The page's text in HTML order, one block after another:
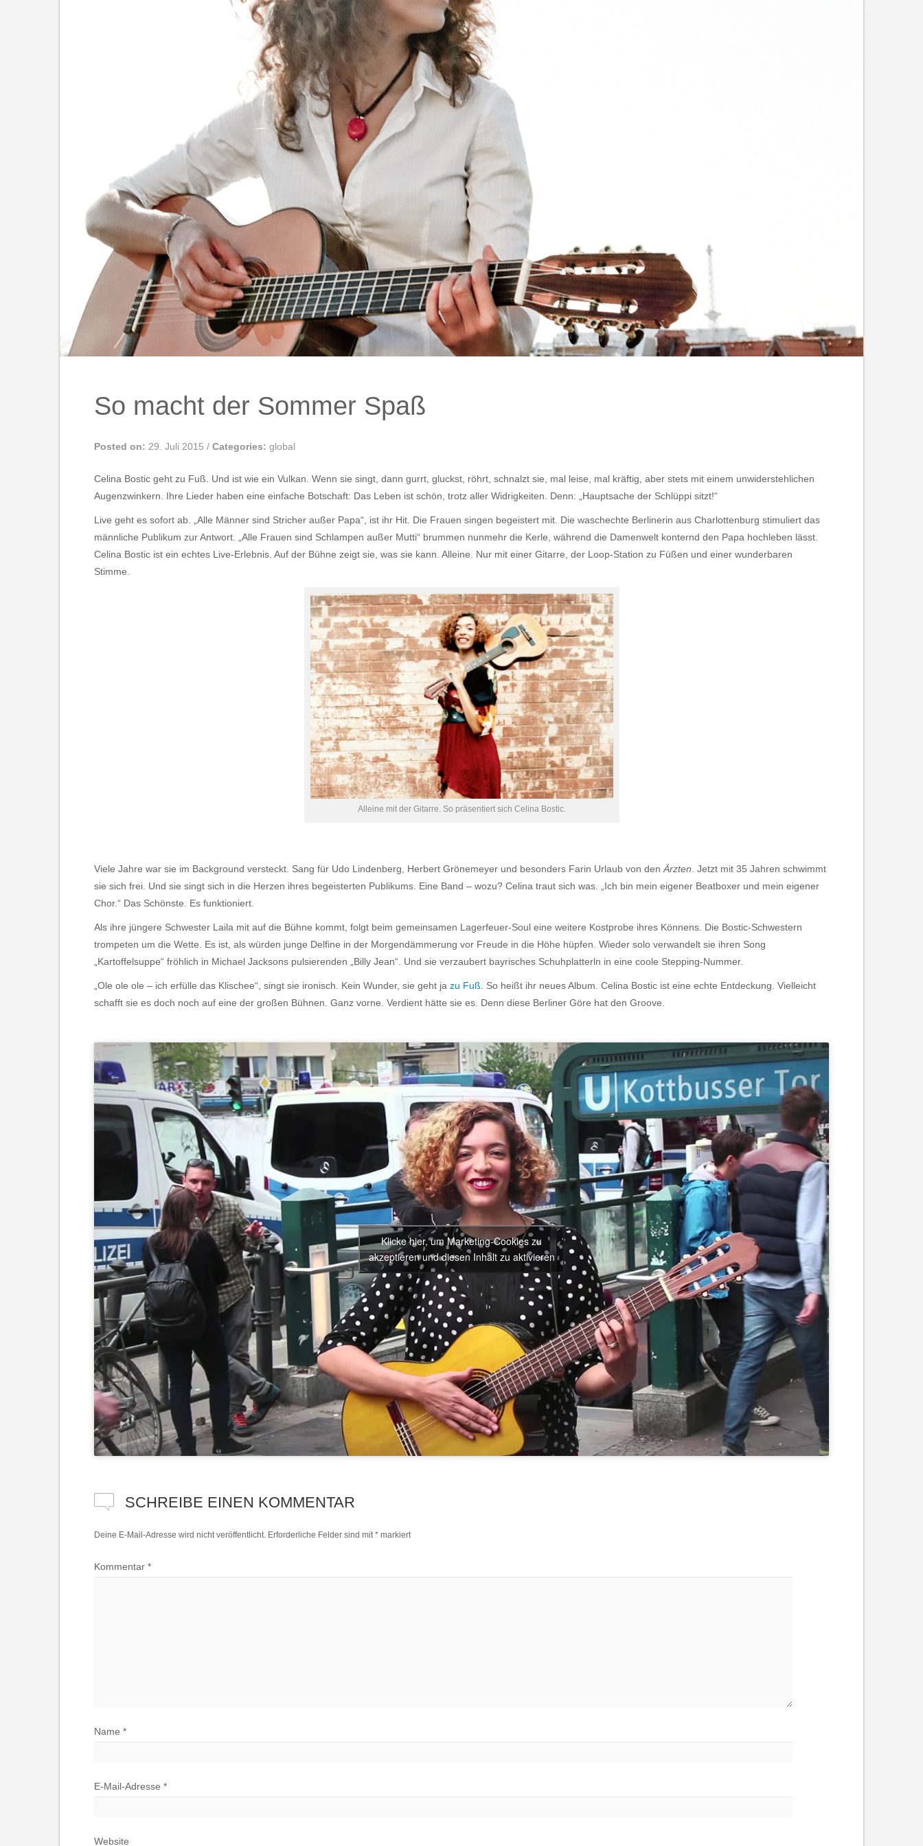
So macht der Sommer Spaß
Posted on: 29. Juli 2015 / Categories: global
Celina Bostic geht zu Fuß. Und ist wie ein Vulkan. Wenn sie singt, dann gurrt, gluckst, röhrt, schnalzt sie, mal leise, mal kräftig, aber stets mit einem unwiderstehlichen
Augenzwinkern. Ihre Lieder haben eine einfache Botschaft: Das Leben ist schön, trotz aller Widrigkeiten. Denn: „Hauptsache der Schlüppi sitzt!“
Live geht es sofort ab. „Alle Männer sind Stricher außer Papa“, ist ihr Hit. Die Frauen singen begeistert mit. Die waschechte Berlinerin aus Charlottenburg stimuliert das
männliche Publikum zur Antwort. „Alle Frauen sind Schlampen außer Mutti“ brummen nunmehr die Kerle, während die Damenwelt konternd den Papa hochleben lässt.
Celina Bostic ist ein echtes Live-Erlebnis. Auf der Bühne zeigt sie, was sie kann. Alleine. Nur mit einer Gitarre, der Loop-Station zu Füßen und einer wunderbaren
Stimme.
Alleine mit der Gitarre. So präsentiert sich Celina Bostic.
Viele Jahre war sie im Background versteckt. Sang für Udo Lindenberg, Herbert Grönemeyer und besonders Farin Urlaub von denÄrzten. Jetzt mit 35 Jahren schwimmt
sie sich frei. Und sie singt sich in die Herzen ihres begeisterten Publikums. Eine Band – wozu? Celina traut sich was. „Ich bin mein eigener Beatboxer und mein eigener
Chor.“ Das Schönste. Es funktioniert.
Als ihre jüngere Schwester Laila mit auf die Bühne kommt, folgt beim gemeinsamen Lagerfeuer-Soul eine weitere Kostprobe ihres Könnens. Die Bostic-Schwestern
trompeten um die Wette. Es ist, als würden junge Delfine in der Morgendämmerung vor Freude in die Höhe hüpfen. Wieder solo verwandelt sie ihren Song
„Kartoffelsuppe“ fröhlich in Michael Jacksons pulsierenden „Billy Jean“. Und sie verzaubert bayrisches Schuhplatterln in eine coole Stepping-Nummer.
„Ole ole ole – ich erfülle das Klischee“, singt sie ironisch. Kein Wunder, sie geht ja zu Fuß. So heißt ihr neues Album. Celina Bostic ist eine echte Entdeckung. Vielleicht
schafft sie es doch noch auf eine der großen Bühnen. Ganz vorne. Verdient hätte sie es. Denn diese Berliner Göre hat den Groove.
Klicke hier, um Marketing-Cookies zu
akzeptieren und diesen Inhalt zu aktivieren
SCHREIBE EINEN KOMMENTAR
Deine E-Mail-Adresse wird nicht veröffentlicht. Erforderliche Felder sind mit* markiert
Kommentar *
Name *
E-Mail-Adresse *
Website